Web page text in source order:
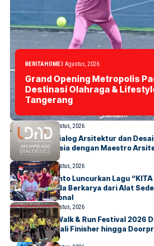
BERITAHOME3 Agustus, 2026
Grand Opening Metropolis
Destinasi Olahraga &
Tangerang
BERITAHOME2 Agustus, 2026
LDAD 2026: Dialog Arsitektur dan
Depan Indonesia dengan Maestro
BERITAINDEX2 Agustus, 2026
Marissa Sutanto Luncurkan Lagu “KITA
Ajak Anak Muda Berkarya dari Alat
Musik Tradisional
BERITAINDEX2 Agustus, 2026
Tangsel Fun Walk & Run Festival 2026
Keluhkan Medali Finisher hingga